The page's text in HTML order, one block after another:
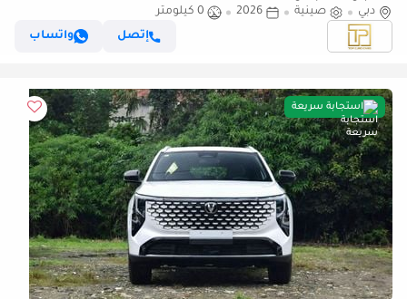
2026.دبي صينية 2026
0 كيلومتر
إتصل
واتساب
استجابة سريعة